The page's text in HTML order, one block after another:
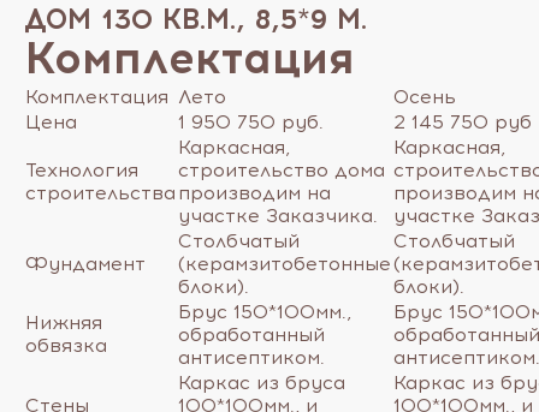
ДОМ 130 КВ.М., 8,5*9 М.
Комплектация
Комплектация Лето
Осень
Цена
1 950 750 руб. 2 145 750 руб
Технология
строительства
Каркасная,
строительство дома
производим на
участке Заказчика.
Каркасная,
производим
участке
Фундамент
Столбчатый
(керамзитобетонные
блоки).
Столбчатый
блоки).
Нижняя
обвязка
Брус 150*100мм.,
обработанный
антисептиком.
Брус
обработанный
антисептиком.
Стены
Каркас из бруса
100*100мм., и
Каркас из
100*100мм., и